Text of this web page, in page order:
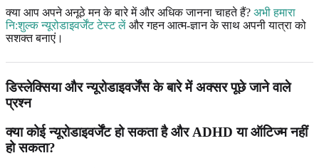
क्या आप अपने अनूठे मन के बारे में और अधिक जानना चाहते हैं? अभी हमारा
नि:शुल्क न्यूरोडाइवर्जेंट टेस्ट लें और गहन आत्म-ज्ञान के साथ अपनी यात्रा को
सशक्त बनाएं।
डिस्लेक्सिया और न्यूरोडाइवर्जेंस के बारे में अक्सर पूछे जाने वाले
प्रश्न
क्या कोई न्यूरोडाइवर्जेंट हो सकता है और ADHD या ऑटिज्म नहीं
हो सकता?